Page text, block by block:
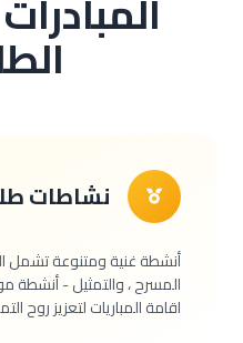
نشاطات
أنشطة غنية ومتنوعة تشمل
المسرح ، والتمثيل - أنشطة
اقامة المباريات لتعزيز روح